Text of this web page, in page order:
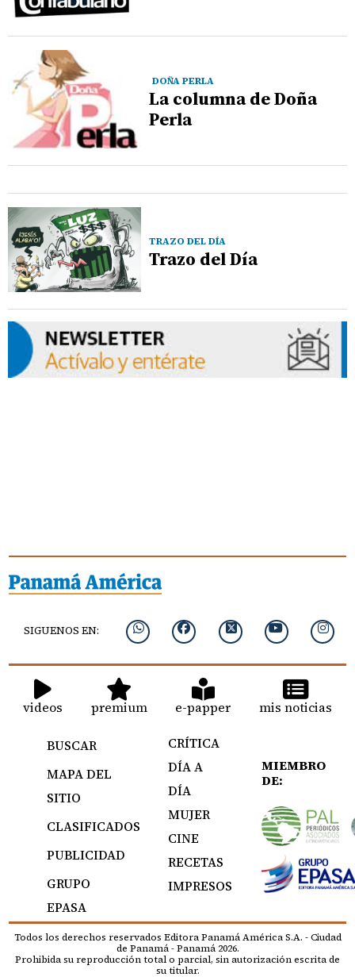
DOÑA PERLA
La columna de Doña
Perla
TRAZO DEL DÍA
Trazo del Día
SIGUENOS EN:
videos premium e-papper mis noticias
BUSCAR
MAPA DEL
SITIO
CLASIFICADOS
PUBLICIDAD
GRUPO
EPASA
CRÍTICA
DÍA A
DÍA
MUJER
CINE
RECETAS
IMPRESOS
MIEMBRO
DE:
Todos los derechos reservados Editora Panamá América S.A. - Ciudad
de Panamá - Panamá 2026.
Prohibida su reproducción total o parcial, sin autorización escrita de
su titular.